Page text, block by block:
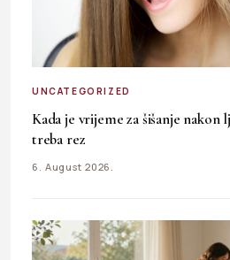
UNCATEGORIZED
Kada je vrijeme za šišanje nakon
treba rez
6. August 2026.